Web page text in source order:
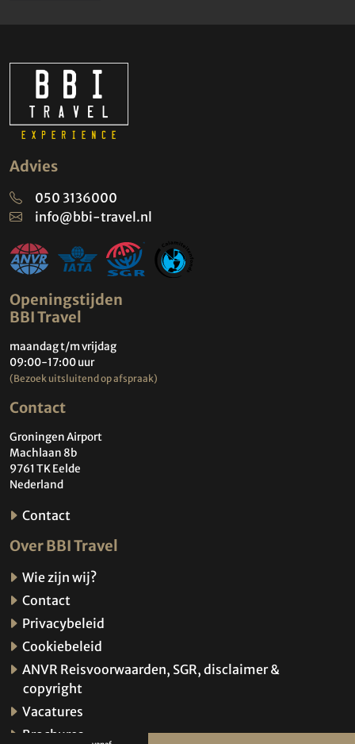
Advies
050 3136000
info@bbi-travel.nl
Openingstijden
BBI Travel
maandag t/m vrijdag
09:00-17:00 uur
(Bezoek uitsluitend op afspraak)
Contact
Groningen Airport
Machlaan 8b
9761 TK Eelde
Nederland
Contact
Over BBI Travel
Wie zijn wij?
Contact
Privacybeleid
Cookiebeleid
ANVR Reisvoorwaarden, SGR, disclaimer &
copyright
Vacatures
Brochures